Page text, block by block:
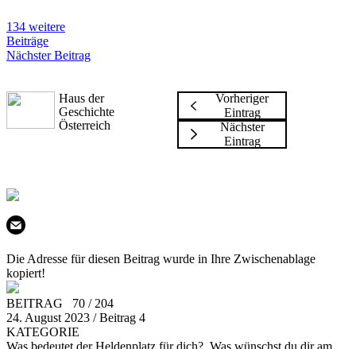
134 weitere
Beiträge
Nächster Beitrag
Haus der
Geschichte
Österreich
Vorheriger
Eintrag
Nächster
Eintrag
Die Adresse für diesen Beitrag wurde in Ihre Zwischenablage
kopiert!
BEITRAG 70 / 204
24. August 2023 / Beitrag 4
KATEGORIE
Was bedeutet der Heldenplatz für dich?, Was wünschst du dir am